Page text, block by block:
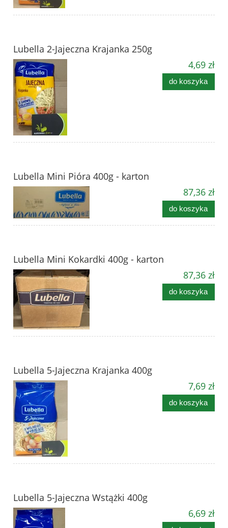
Lubella 2-Jajeczna Krajanka 250g
4,69 zł
do koszyka
Lubella Mini Pióra 400g - karton
87,36 zł
do koszyka
Lubella Mini Kokardki 400g - karton
87,36 zł
do koszyka
Lubella 5-Jajeczna Krajanka 400g
7,69 zł
do koszyka
Lubella 5-Jajeczna Wstążki 400g
6,69 zł